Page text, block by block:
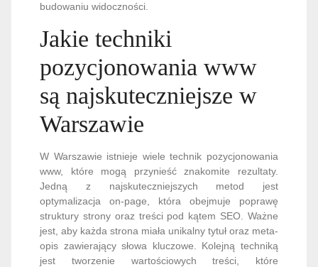
budowaniu widoczności.
Jakie techniki
pozycjonowania www
są najskuteczniejsze w
Warszawie
W Warszawie istnieje wiele technik pozycjonowania
www, które mogą przynieść znakomite rezultaty.
Jedną z najskuteczniejszych metod jest
optymalizacja on-page, która obejmuje poprawę
struktury strony oraz treści pod kątem SEO. Ważne
jest, aby każda strona miała unikalny tytuł oraz meta-
opis zawierający słowa kluczowe. Kolejną techniką
jest tworzenie wartościowych treści, które